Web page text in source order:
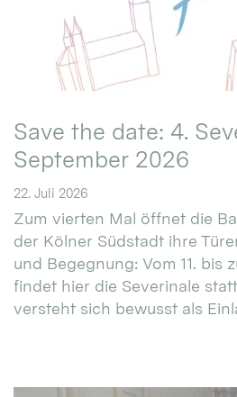
Save the date: 4.
September 2026
22. Juli 2026
Zum vierten Mal öffnet die
der Kölner Südstadt ihre
und Begegnung: Vom 11. bis
findet hier die Severinale
versteht sich bewusst als